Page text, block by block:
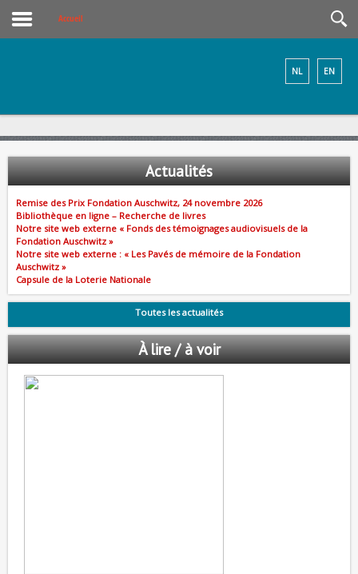
Accueil
EN
NL
Actualités
Remise des Prix Fondation Auschwitz, 24 novembre 2026
Bibliothèque en ligne – Recherche de livres
Notre site web externe « Fonds des témoignages audiovisuels de la
Fondation Auschwitz »
Notre site web externe : « Les Pavés de mémoire de la Fondation
Auschwitz »
Capsule de la Loterie Nationale
Toutes les actualités
À lire / à voir